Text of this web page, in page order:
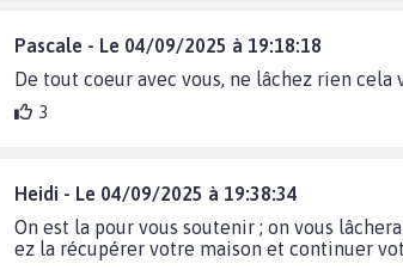
Pascale - Le 04/09/2025 à 19:18:18
De tout coeur avec vous, ne lâchez rien
3
Heidi - Le 04/09/2025 à 19:38:34
On est la pour vous soutenir ; on vous
ez la récupérer votre maison et continuer